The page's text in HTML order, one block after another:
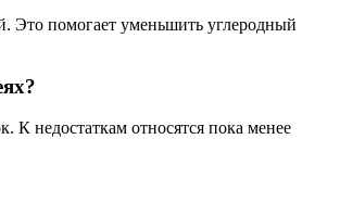
Это помогает уменьшить углеродный
К недостаткам относятся пока менее